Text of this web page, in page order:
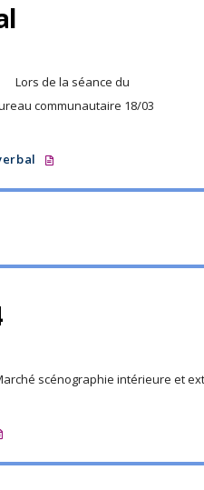
Lors de la séance du
communautaire 18/03
scénographie intérieure et